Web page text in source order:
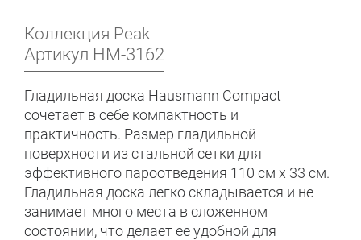
Коллекция Peak
Артикул HM-3162
Гладильная доска Hausmann Compact
сочетает в себе компактность и
практичность. Размер гладильной
поверхности из стальной сетки для
эффективного пароотведения 110 см х 33 см.
Гладильная доска легко складывается и не
занимает много места в сложенном
состоянии, что делает ее удобной для